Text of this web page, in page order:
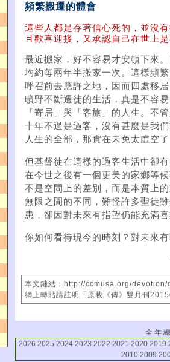
頻繁搬遷的體會
這些人都是存著信心死的，並沒
且歡喜迎接，又承認自己在世上
最近搬家，好不容易才安頓下來
均約每兩年半搬家一次。這樣頻
呼召前去應許之地，因而四處移
曠野不斷遷徙的生活，真是不容
「寄居」與「客旅」的人生。不
十年不過是過客，沒有甚麼是我
人生的全部，那實在未免太虛空了
但基督徒在這樣的過客生活中卻
在今世之後有一個更美的家鄉等
不是空間上的差別，而是本質上
無限之間的不同，難怪許多聖徒
患，卻因對未來有指望仍能充滿喜
你如何看待現今的時刻？對未來
本文鏈結：http://ccmusa.org/
網上轉貼請註明「原載《傳》雙月刊
全 年
2026 2025 2024 2023 2022 2021 2020 2019
2010 2009